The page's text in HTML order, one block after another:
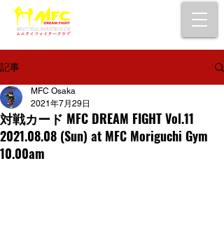
記事
対戦カード MFC DREAM FIGHT Vol.11
2021.08.08 (Sun) at MFC Moriguchi Gym
10.00am
MFC Osaka
2021年7月29日